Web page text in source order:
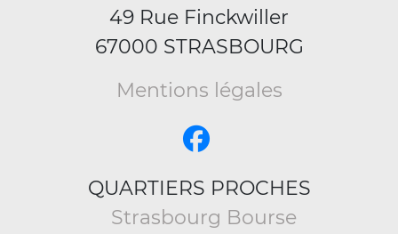
49 Rue Finckwiller
67000 STRASBOURG
Mentions légales
QUARTIERS PROCHES
Strasbourg Bourse